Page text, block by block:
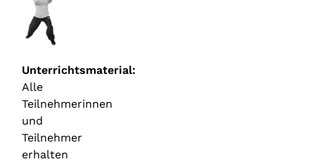
Unterrichtsmaterial:
Alle
Teilnehmerinnen
und
Teilnehmer
erhalten